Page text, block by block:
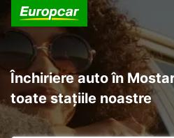
Închiriere auto în
toate stațiile noastre